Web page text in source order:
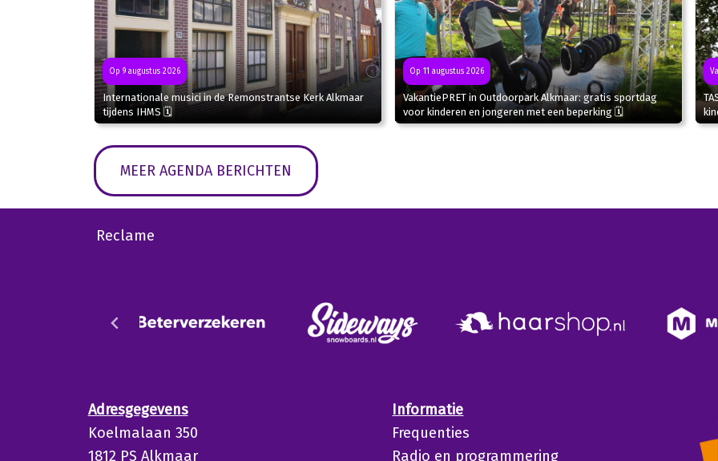
Op 9 augustus 2026
Internationale musici in de Remonstrantse Kerk Alkmaar
tijdens IHMS 🗓
Op 11 augustus 2026
VakantiePRET in Outdoorpark Alkmaar: gratis sportdag
voor kinderen en jongeren met een beperking 🗓
MEER AGENDA BERICHTEN
Reclame
Adresgegevens
Koelmalaan 350
1812 PS Alkmaar
Informatie
Frequenties
Radio en programmering